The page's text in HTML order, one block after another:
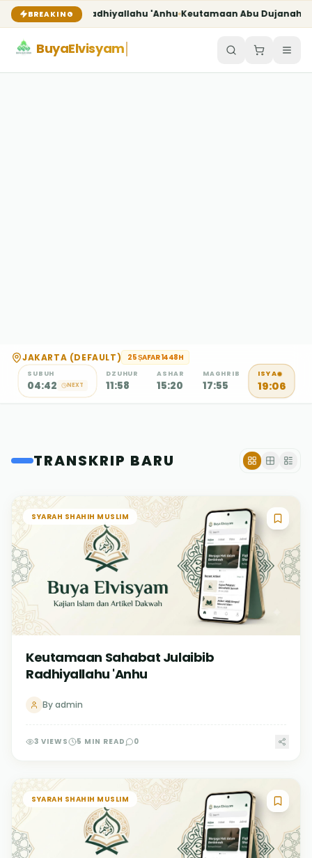
BREAKING
Julaibib Radhiyallahu 'Anhu Keutamaan Abu Dujanah
BuyaElvisyam
ADMIN 6 AGUSTUS 2026
JAKARTA (DEFAULT) 25 ṢAFAR 1448H
SUBUH
04:42 NEXT
DZUHUR
11:58
ASHAR
15:20
MAGHRIB
17:55
ISYA
19:06
TRANSKRIP BARU
SYARAH SHAHIH MUSLIM
Keutamaan Sahabat Julaibib
Radhiyallahu 'Anhu
Byadmin
3 VIEWS 5 MIN READ 0
SYARAH SHAHIH MUSLIM